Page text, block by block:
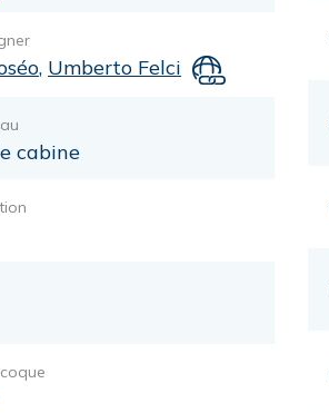
, Umberto Felci
cabine